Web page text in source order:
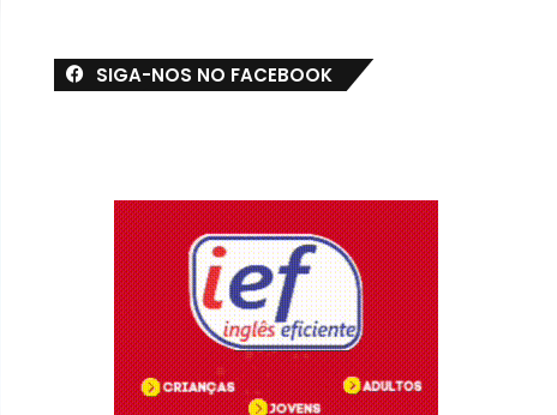
SIGA-NOS NO FACEBOOK